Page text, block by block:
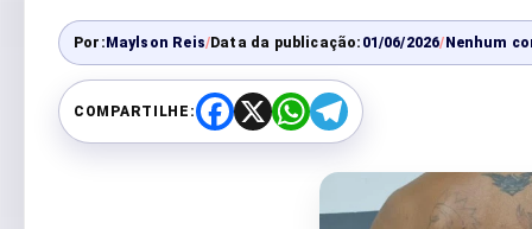
Por:Maylson Reis/Data da publicação: 01/06/2026/Nenhum
COMPARTILHE:
F
a
X
W
h
T
e
e
r